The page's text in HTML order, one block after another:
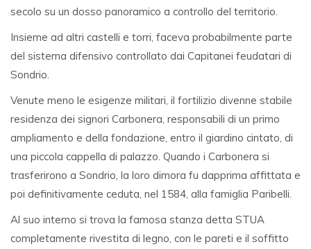
secolo su un dosso panoramico a controllo del territorio.
Insieme ad altri castelli e torri, faceva probabilmente parte
del sistema difensivo controllato dai Capitanei feudatari di
Sondrio.
Venute meno le esigenze militari, il fortilizio divenne stabile
residenza dei signori Carbonera, responsabili di un primo
ampliamento e della fondazione, entro il giardino cintato, di
una piccola cappella di palazzo. Quando i Carbonera si
trasferirono a Sondrio, la loro dimora fu dapprima affittata e
poi definitivamente ceduta, nel 1584, alla famiglia Paribelli.
Al suo interno si trova la famosa stanza detta STUA
completamente rivestita di legno, con le pareti e il soffitto